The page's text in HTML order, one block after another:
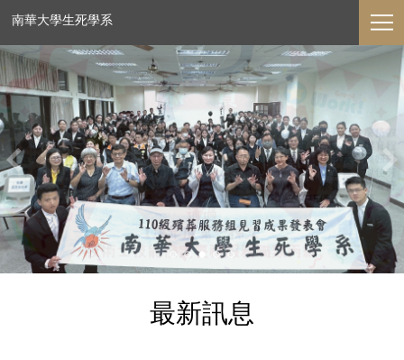
南華大學生死學系
最新訊息